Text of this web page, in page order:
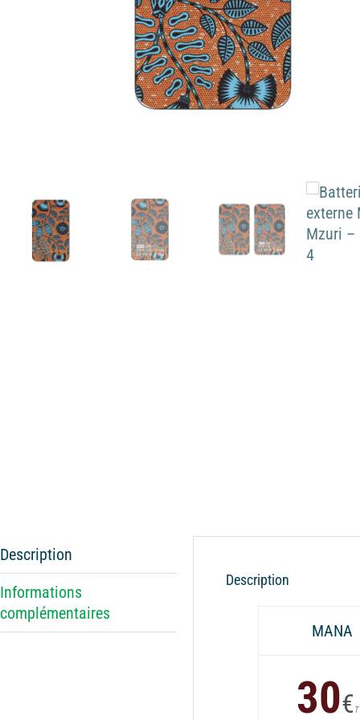
Description
Informations
complémentaires
Description
MANA
30€